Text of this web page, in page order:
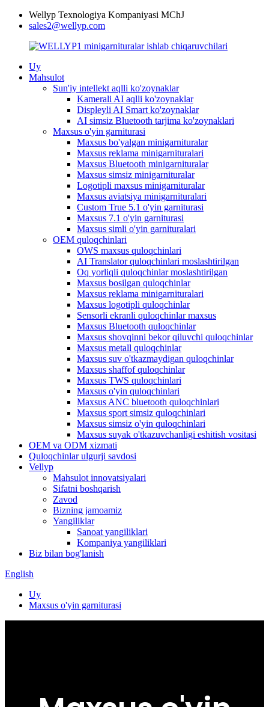
Wellyp Texnologiya Kompaniyasi MChJ
sales2@wellyp.com
Uy
Mahsulot
Sun'iy intellekt aqlli ko'zoynaklar
Kamerali AI aqlli ko'zoynaklar
Displeyli AI Smart ko'zoynaklar
AI simsiz Bluetooth tarjima ko'zoynaklari
Maxsus o'yin garniturasi
Maxsus bo'yalgan minigarnituralar
Maxsus reklama minigarnituralari
Maxsus Bluetooth minigarnituralar
Maxsus simsiz minigarnituralar
Logotipli maxsus minigarnituralar
Maxsus aviatsiya minigarnituralari
Custom True 5.1 o'yin garniturasi
Maxsus 7.1 o'yin garniturasi
Maxsus simli o'yin garnituralari
OEM quloqchinlari
OWS maxsus quloqchinlari
AI Translator quloqchinlari moslashtirilgan
Oq yorliqli quloqchinlar moslashtirilgan
Maxsus bosilgan quloqchinlar
Maxsus reklama minigarnituralari
Maxsus logotipli quloqchinlar
Sensorli ekranli quloqchinlar maxsus
Maxsus Bluetooth quloqchinlar
Maxsus shovqinni bekor qiluvchi quloqchinlar
Maxsus metall quloqchinlar
Maxsus suv o'tkazmaydigan quloqchinlar
Maxsus shaffof quloqchinlar
Maxsus TWS quloqchinlari
Maxsus o'yin quloqchinlari
Maxsus ANC bluetooth quloqchinlari
Maxsus sport simsiz quloqchinlari
Maxsus simsiz o'yin quloqchinlari
Maxsus suyak o'tkazuvchanligi eshitish vositasi
OEM va ODM xizmati
Quloqchinlar ulgurji savdosi
Vellyp
Mahsulot innovatsiyalari
Sifatni boshqarish
Zavod
Bizning jamoamiz
Yangiliklar
Sanoat yangiliklari
Kompaniya yangiliklari
Biz bilan bog'lanish
English
Uy
Maxsus o'yin garniturasi